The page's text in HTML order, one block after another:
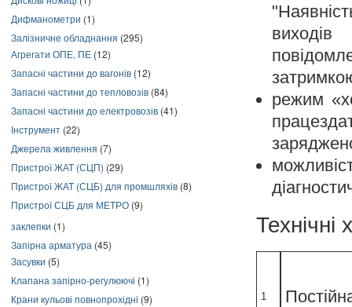
Дифманометри (1)
Залізничне обладнання (295)
Агрегати ОПЕ, ПЕ (12)
Запасні частини до вагонів (12)
Запасні частини до тепловозів (84)
Запасні частини до електровозів (41)
Інструмент (22)
Джерела живлення (7)
Пристрої ЖАТ (СЦП) (29)
Пристрої ЖАТ (СЦБ) для промшляхів (8)
Пристрої СЦБ для МЕТРО (9)
заклепки (1)
Запірна арматура (45)
Засувки (5)
Клапана запірно-регулюючі (1)
Крани кульові повнопрохідні (9)
виходів
режим
Технічні
1